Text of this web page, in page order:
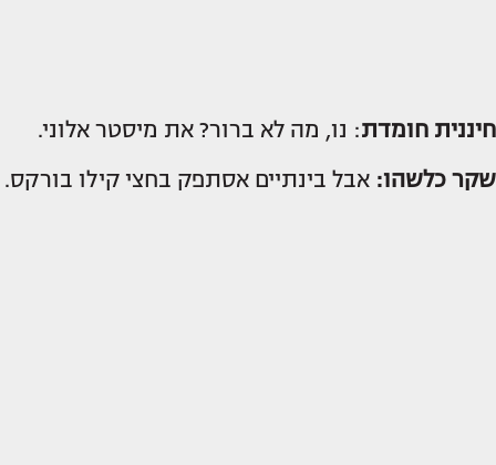
חיננית חומדת: נו, מה לא ברור? את מיסטר אלוני.
שקר כלשהו: אבל בינתיים אסתפק בחצי קילו בורקס.